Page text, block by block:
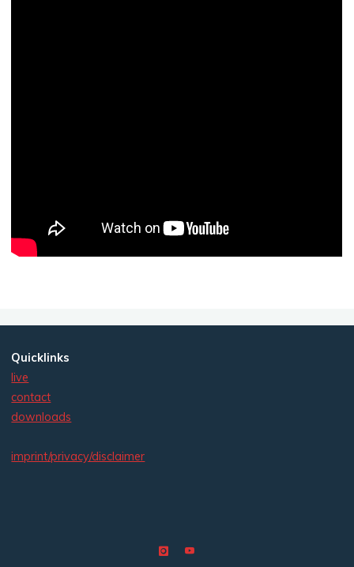
Quicklinks
live
contact
downloads
imprint/privacy/disclaimer